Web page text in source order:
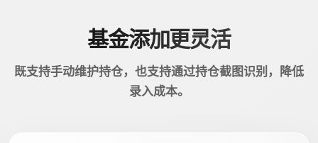
基金添加更灵活
既支持手动维护持仓，也支持通过持仓截图识别，降低
录入成本。